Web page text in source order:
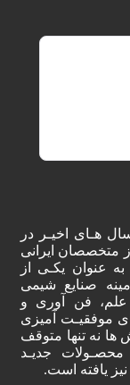
هـای اخیـر در
متخصصان ایرانی
عنوان یکـی از
صنایع شیمی
علم، فن آوری و
موفقیـت آمیزی
ها نه تنها متوقف
جدیـد
یافته است.